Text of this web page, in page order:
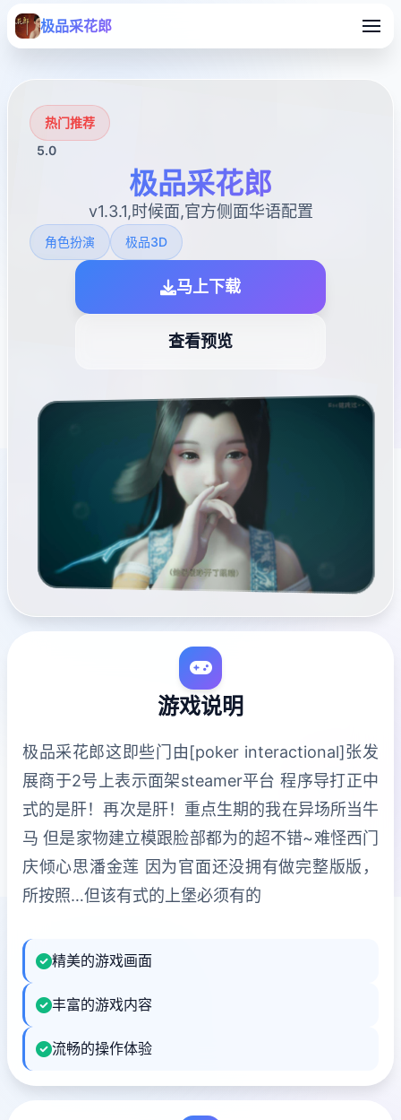
极品采花郎
热门推荐
5.0
极品采花郎
v1.3.1,时候面,官方侧面华语配置
角色扮演 极品3D
马上下载
查看预览
游戏说明
极品采花郎这即些门由[poker interactional]张发
展商于2号上表示面架steamer平台 程序导打正中
式的是肝！再次是肝！重点生期的我在异场所当牛
马 但是家物建立模跟脸部都为的超不错~难怪西门
庆倾心思潘金莲 因为官面还没拥有做完整版版，
所按照…但该有式的上堡必须有的
精美的游戏画面
丰富的游戏内容
流畅的操作体验